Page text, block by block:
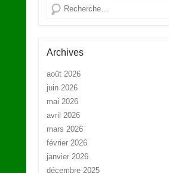
Recherche
Archives
août 2026
juin 2026
mai 2026
avril 2026
mars 2026
février 2026
janvier 2026
décembre 2025